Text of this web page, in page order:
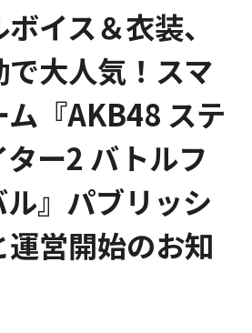
イス＆衣装、
で大人気！スマ
『AKB48 ステ
ー2 バトルフ
』パブリッシ
運営開始のお知